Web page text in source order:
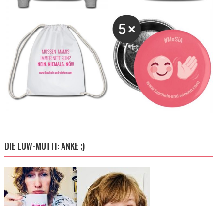
DIE LUW-MUTTI: ANKE ;)